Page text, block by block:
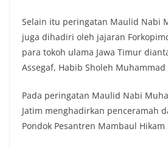
Selain itu peringatan Maulid Nabi
juga dihadiri oleh jajaran
para tokoh ulama Jawa Timur
Assegaf, Habib Sholeh Muhammad
Pada peringatan Maulid Nabi
Jatim menghadirkan penceramah
Pondok Pesantren Mambaul